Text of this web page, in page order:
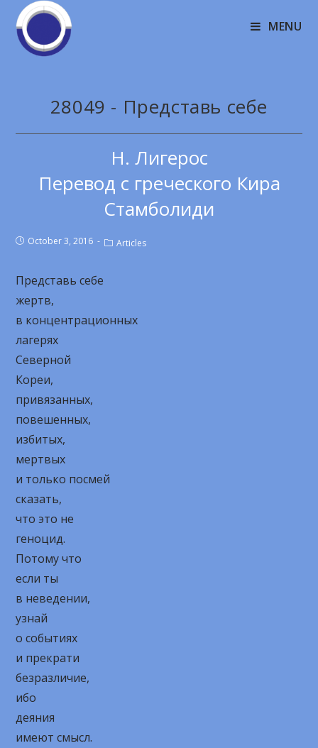
MENU
28049 - Представь себе
Н. Лигерос
Перевод с греческого Кира
Стамболиди
October 3, 2016 Articles
Представь себе
жертв,
в концентрационных
лагерях
Северной
Кореи,
привязанных,
повешенных,
избитых,
мертвых
и только посмей
сказать,
что это не
геноцид.
Потому что
если ты
в неведении,
узнай
о событиях
и прекрати
безразличие,
ибо
деяния
имеют смысл.